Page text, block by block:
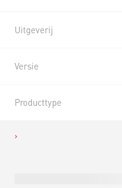
Uitgeverij
Versie
Producttype